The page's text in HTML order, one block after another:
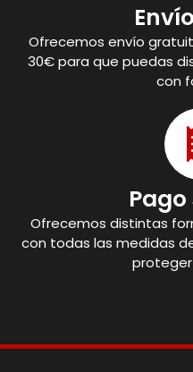
Ofrecemos envío
30€ para que puedas
con
Ofrecemos distintas
con todas las medidas